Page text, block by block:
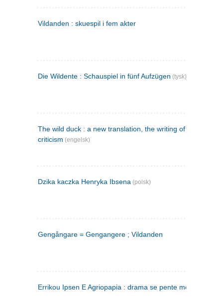
Vildanden : skuespil i fem akter
Die Wildente : Schauspiel in fünf Aufzügen (tysk)
The wild duck : a new translation, the writing of the play,
criticism (engelsk)
Dzika kaczka Henryka Ibsena (polsk)
Gengångare = Gengangere ; Vildanden
Errikou Ipsen E Agriopapia : drama se pente mere